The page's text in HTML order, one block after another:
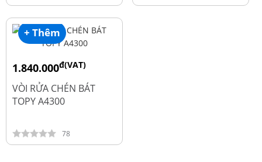
+ Thêm
1.840.000đ(VAT)
2.450.000
VÒI RỬA CHÉN BÁT
TOPY A4300
78